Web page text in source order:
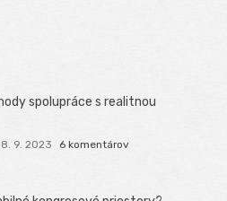
spolupráce s realitnou
8. 9. 2023 6 komentárov